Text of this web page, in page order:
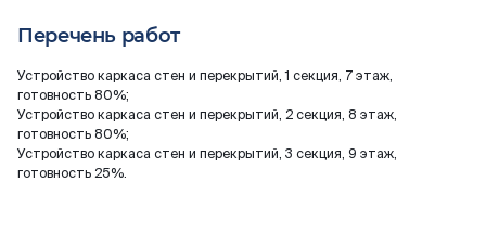
Перечень работ
Устройство каркаса стен и перекрытий, 1 секция, 7 этаж,
готовность 80%;
Устройство каркаса стен и перекрытий, 2 секция, 8 этаж,
готовность 80%;
Устройство каркаса стен и перекрытий, 3 секция, 9 этаж,
готовность 25%.